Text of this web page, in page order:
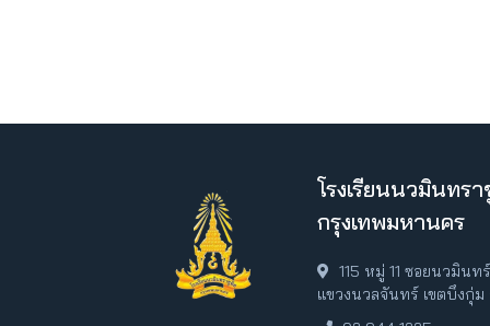
โรงเรียนนวมินทร
กรุงเทพมหานคร
115 หมู่ 11 ซอยนวมิน
แขวงนวลจันทร์ เขตบึงกุ่